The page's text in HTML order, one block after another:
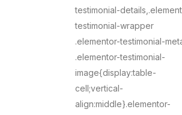
testimonial-
testimonial-wrapper
.elementor-testimonial-
.elementor-testimonial-
image{display:table-
cell;vertical-
align:middle}.elementor-